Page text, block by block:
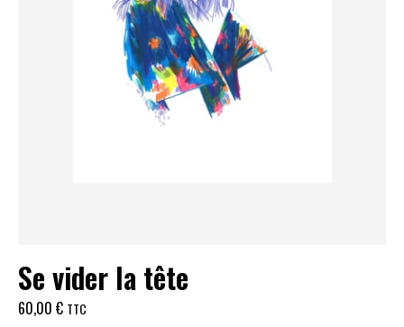
Se vider la tête
60,00 € TTC